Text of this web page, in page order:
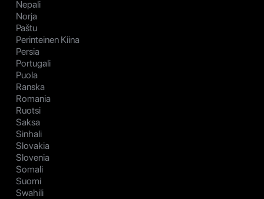
Nepali
Norja
Paštu
Perinteinen Kiina
Persia
Portugali
Puola
Ranska
Romania
Ruotsi
Saksa
Sinhali
Slovakia
Slovenia
Somali
Suomi
Swahili